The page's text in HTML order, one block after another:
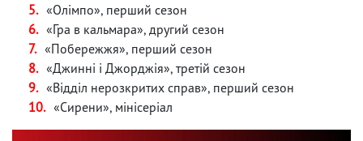
«Олімпо», перший сезон
«Гра в кальмара», другий сезон
«Побережжя», перший сезон
«Джинні і Джорджія», третій сезон
«Відділ нерозкритих справ», перший сезон
«Сирени», мінісеріал